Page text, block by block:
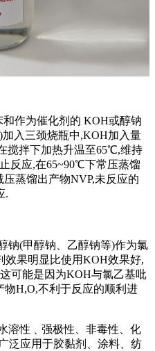
作为催化剂的 KOH或醇钠
加入三颈烧瓶中,KOH加入量
搅拌下加热升温至65℃,维持
反应,在65~90℃下常压蒸馏
压蒸馏出产物NVP,未反应的
.
钠(甲醇钠、乙醇钠等)作为氯
效果明显比使用KOH效果好,
可能是因为KOH与氯乙基吡
H,O,不利于反应的顺利进
溶性﹑强极性、非毒性、化
泛应用于胶黏剂、涂料、纺